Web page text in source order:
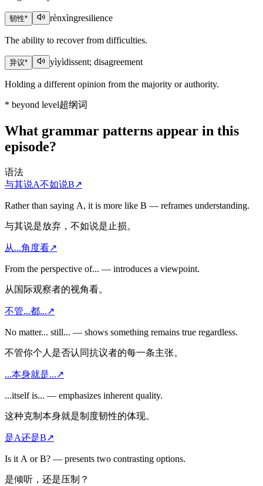
韧性* rènxìngresilience
The ability to recover from difficulties.
异议* yìyìdissent; disagreement
Holding a different opinion from the majority or authority.
* beyond level超纲词
What grammar patterns appear in this
episode?
语法
与其说A不如说B↗
Rather than saying A, it is more like B — reframes understanding.
与其说是放弃，不如说是止损。
从...角度看↗
From the perspective of... — introduces a viewpoint.
从国际观察者的视角看。
不管...都...↗
No matter... still... — shows something remains true regardless.
不管你个人是否认同抗议者的每一条主张。
...本身就是...↗
...itself is... — emphasizes inherent quality.
这种克制本身就是制度韧性的体现。
是A还是B↗
Is it A or B? — presents two contrasting options.
是倾听，还是压制？